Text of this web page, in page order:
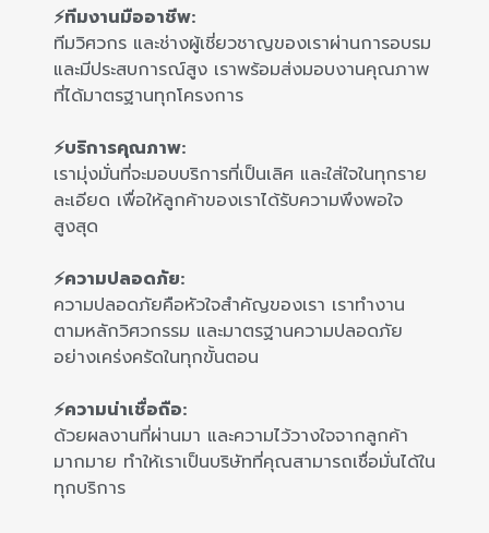
⚡ทีมงานมืออาชีพ:
ทีมวิศวกร และช่างผู้เชี่ยวชาญของเราผ่านการอบรม
และมีประสบการณ์สูง เราพร้อมส่งมอบงานคุณภาพ
ที่ได้มาตรฐานทุกโครงการ
⚡บริการคุณภาพ:
เรามุ่งมั่นที่จะมอบบริการที่เป็นเลิศ และใส่ใจในทุกราย
ละเอียด เพื่อให้ลูกค้าของเราได้รับความพึงพอใจ
สูงสุด
⚡ความปลอดภัย:
ความปลอดภัยคือหัวใจสำคัญของเรา เราทำงาน
ตามหลักวิศวกรรม และมาตรฐานความปลอดภัย
อย่างเคร่งครัดในทุกขั้นตอน
⚡ความน่าเชื่อถือ:
ด้วยผลงานที่ผ่านมา และความไว้วางใจจากลูกค้า
มากมาย ทำให้เราเป็นบริษัทที่คุณสามารถเชื่อมั่นได้ใน
ทุกบริการ